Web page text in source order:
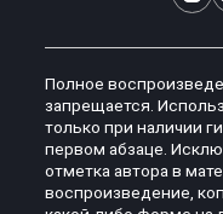
Полное
запрещается.
только при наличии
первом абзаце.
отметка автора в
воспроизведение,